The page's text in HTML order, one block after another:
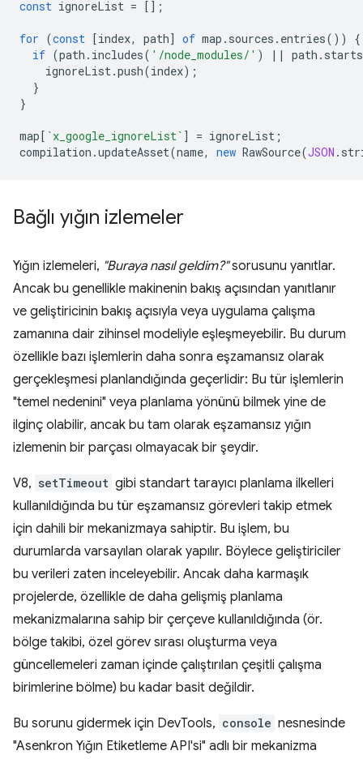
const ignoreList = [];
for (const [index, path] of map . sources . entries())
{
if (path . includes( '/node_modules/' ) || path .
ignoreList .push(index);
}
}
map[ `x_google_ignoreList` ] = ignoreList ;
compilation .updateAsset(name, new RawSource(JSON .
Bağlı yığın izlemeler
Yığın izlemeleri, "Buraya nasıl geldim?"sorusunu yanıtlar.
Ancak bu genellikle makinenin bakış açısından yanıtlanır
ve geliştiricinin bakış açısıyla veya uygulama çalışma
zamanına dair zihinsel modeliyle eşleşmeyebilir. Bu durum
özellikle bazı işlemlerin daha sonra eşzamansız olarak
gerçekleşmesi planlandığında geçerlidir: Bu tür işlemlerin
"temel nedenini" veya planlama yönünü bilmek yine de
ilginç olabilir, ancak bu tam olarak eşzamansız yığın
izlemenin bir parçası olmayacak bir şeydir.
V8, setTimeout gibi standart tarayıcı planlama ilkelleri
kullanıldığında bu tür eşzamansız görevleri takip etmek
için dahili bir mekanizmaya sahiptir. Bu işlem, bu
durumlarda varsayılan olarak yapılır. Böylece geliştiriciler
bu verileri zaten inceleyebilir. Ancak daha karmaşık
projelerde, özellikle de daha gelişmiş planlama
mekanizmalarına sahip bir çerçeve kullanıldığında (ör.
bölge takibi, özel görev sırası oluşturma veya
güncellemeleri zaman içinde çalıştırılan çeşitli çalışma
birimlerine bölme) bu kadar basit değildir.
Bu sorunu gidermek için DevTools, console nesnesinde
"Asenkron Yığın Etiketleme API'si" adlı bir mekanizma